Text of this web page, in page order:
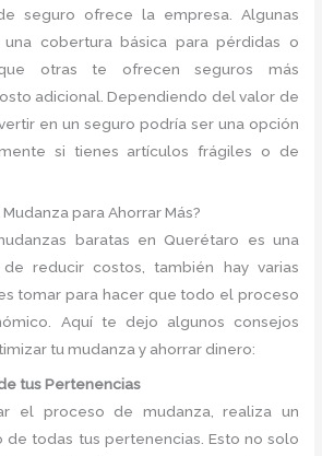
seguro ofrece la empresa. Algunas
una cobertura básica para pérdidas o
otras te ofrecen seguros más
adicional. Dependiendo del valor de
en un seguro podría ser una opción
si tienes artículos frágiles o de
para Ahorrar Más?
baratas en Querétaro es una
reducir costos, también hay varias
tomar para hacer que todo el proceso
Aquí te dejo algunos consejos
tu mudanza y ahorrar dinero:
tus Pertenencias
el proceso de mudanza, realiza un
todas tus pertenencias. Esto no solo